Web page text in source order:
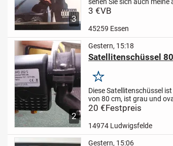
3
sehen Sie sich auch
sparen.
3 €VB
45259 Essen
2
Gestern, 15:18
Satellitenschüssel
Merken
Diese Satellitenschüssel
von 80 cm, ist grau und
Halterung inc einer LNB.
20 €Festpreis
14974 Ludwigsfelde
Gestern, 15:06